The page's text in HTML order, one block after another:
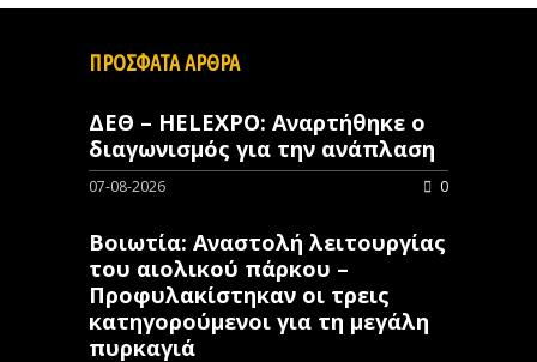
ΠΡΟΣΦΑΤΑ ΑΡΘΡΑ
ΔΕΘ – HELEXPO: Αναρτήθηκε ο
διαγωνισμός για την ανάπλαση
07-08-2026 0
Βοιωτία: Αναστολή λειτουργίας
του αιολικού πάρκου –
Προφυλακίστηκαν οι τρεις
κατηγορούμενοι για τη μεγάλη
πυρκαγιά